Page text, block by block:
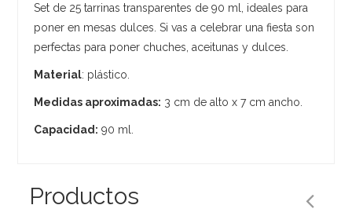
Set de 25 tarrinas transparentes de 90 ml, ideales para
poner en mesas dulces. Si vas a celebrar una fiesta son
perfectas para poner chuches, aceitunas y dulces.
Material: plástico.
Medidas aproximadas: 3 cm de alto x 7 cm ancho.
Capacidad: 90 ml.
Productos